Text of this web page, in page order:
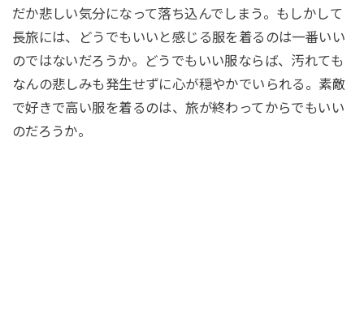
だか悲しい気分になって落ち込んでしまう。もしかして
長旅には、どうでもいいと感じる服を着るのは一番いい
のではないだろうか。どうでもいい服ならば、汚れても
なんの悲しみも発生せずに心が穏やかでいられる。素敵
で好きで高い服を着るのは、旅が終わってからでもいい
のだろうか。